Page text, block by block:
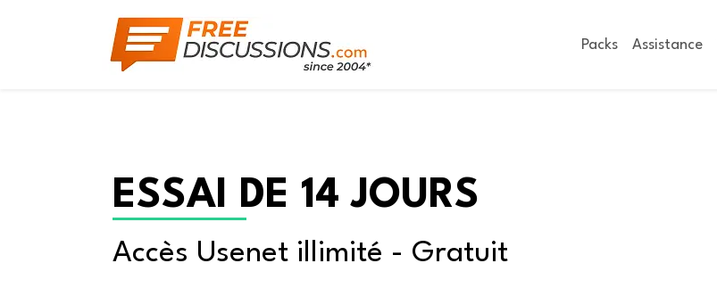
Packs Assistance
ESSAI DE 14 JOURS
Accès Usenet illimité - Gratuit